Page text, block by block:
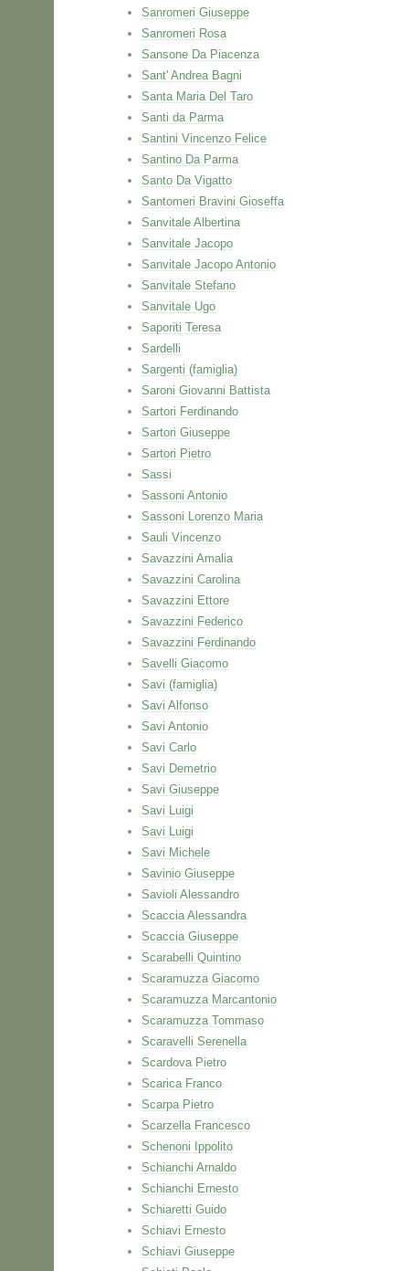
Sanromeri Giuseppe
Sanromeri Rosa
Sansone Da Piacenza
Sant' Andrea Bagni
Santa Maria Del Taro
Santi da Parma
Santini Vincenzo Felice
Santino Da Parma
Santo Da Vigatto
Santomeri Bravini Gioseffa
Sanvitale Albertina
Sanvitale Jacopo
Sanvitale Jacopo Antonio
Sanvitale Stefano
Sanvitale Ugo
Saporiti Teresa
Sardelli
Sargenti (famiglia)
Saroni Giovanni Battista
Sartori Ferdinando
Sartori Giuseppe
Sartori Pietro
Sassi
Sassoni Antonio
Sassoni Lorenzo Maria
Sauli Vincenzo
Savazzini Amalia
Savazzini Carolina
Savazzini Ettore
Savazzini Federico
Savazzini Ferdinando
Savelli Giacomo
Savi (famiglia)
Savi Alfonso
Savi Antonio
Savi Carlo
Savi Demetrio
Savi Giuseppe
Savi Luigi
Savi Luigi
Savi Michele
Savinio Giuseppe
Savioli Alessandro
Scaccia Alessandra
Scaccia Giuseppe
Scarabelli Quintino
Scaramuzza Giacomo
Scaramuzza Marcantonio
Scaramuzza Tommaso
Scaravelli Serenella
Scardova Pietro
Scarica Franco
Scarpa Pietro
Scarzella Francesco
Schenoni Ippolito
Schianchi Arnaldo
Schianchi Ernesto
Schiaretti Guido
Schiavi Ernesto
Schiavi Giuseppe